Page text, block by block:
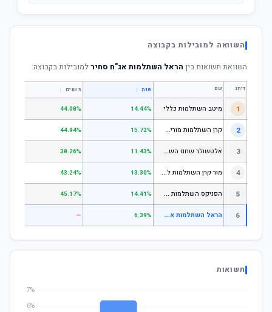
השוואה למובילות בקבוצה
השוואת תשואות בין הראל השתלמות אג"ח סחירלמובילות בקבוצה:
דירוג שם שנה ↕ 3 שנים ↕
1 מיטב השתלמות כללי 14.44%
44.08%
2 ק
רן השתלמות מורים וגננות המסלול הרגיל - מסלול כללי 15.72%
44.94%
3 א
לטשולר שחם השתלמות כללי 11.43%
38.26%
4 מ
ור קרן השתלמות לשכירים ולעצמאים - כללי 13.30%
43.24%
5 ה
פניקס השתלמות כללי 14.41%
45.17%
6 ה
ראל השתלמות אג"ח סחיר 6.39%
—
תשואות